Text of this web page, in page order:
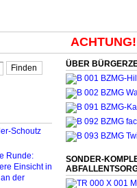
ACHTUNG!
Schoutz
Runde:
Einsicht in
der
ÜBER
SONDER-